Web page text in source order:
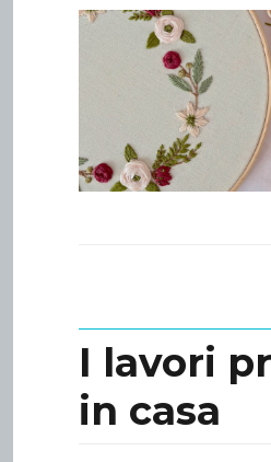
I lavori
in casa